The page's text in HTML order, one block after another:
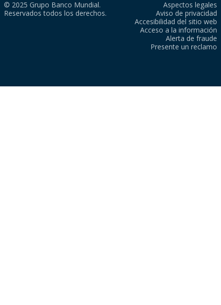
© 2025 Grupo Banco Mundial.
Reservados todos los derechos.
Aspectos legales
Aviso de privacidad
Accesibilidad del sitio web
Acceso a la información
Alerta de fraude
Presente un reclamo